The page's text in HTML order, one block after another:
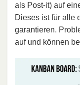
als Post-it) auf
Dieses ist für alle
garantieren.
auf und können